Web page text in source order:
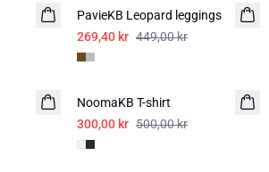
PavieKB Leopard leggings
269,40 kr 449,00 kr
-40%
NoomaKB T-shirt
300,00 kr 500,00 kr